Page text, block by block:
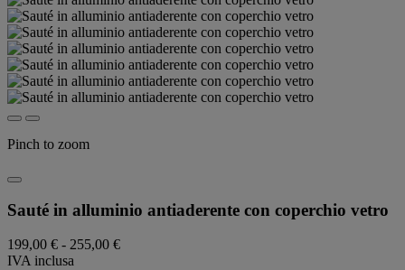
Pinch to zoom
Sauté in alluminio antiaderente con coperchio vetro
199,00 € - 255,00 €
IVA inclusa